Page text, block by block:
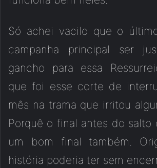
Só achei vacilo que o
campanha principal ser
gancho para essa
que foi esse corte de
mês na trama que irritou
Porquê o final antes do salto
um bom final também.
história poderia ter sem